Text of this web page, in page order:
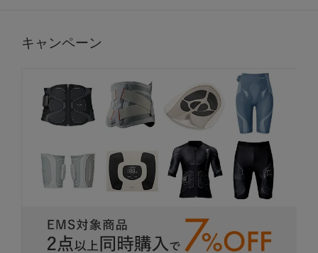
キャンペーン